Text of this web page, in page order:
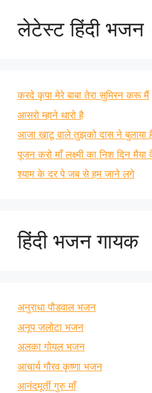
लेटेस्ट हिंदी भजन
करदे कृपा मेरे बाबा तेरा सुमिरन करू मैं
आसरो म्हाने थारो है
आजा खाटू वाले तुझको दास ने बुलाया
पूजन करो माँ लक्ष्मी का निश दिन मैया
श्याम के दर पे जब से हम जाने लगे
हिंदी भजन गायक
अनुराधा पौडवाल भजन
अनूप जलोटा भजन
अलका गोयल भजन
आचार्य गौरव कृष्णा भजन
आनंदमूर्ती गुरु माँ